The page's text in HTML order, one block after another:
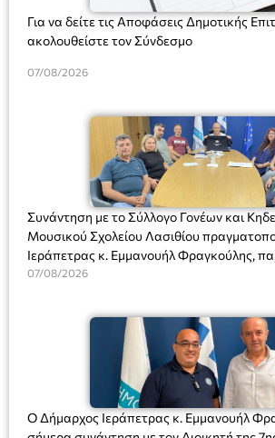
Για να δείτε τις Αποφάσεις Δημοτικής
ακολουθείστε τον Σύνδεσμο
07/08/2026
Συνάντηση με το Σύλλογο Γονέων και
Μουσικού Σχολείου Λασιθίου
Ιεράπετρας κ. Εμμανουήλ Φραγκούλης,
Διευθύντριας του σχολείου κας
07/08/2026
Ο Δήμαρχος Ιεράπετρας κ. Εμμανουήλ